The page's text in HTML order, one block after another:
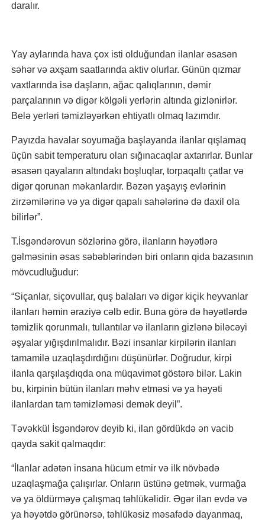
daralır.
Yay aylarında hava çox isti olduğundan ilanlar əsasən
səhər və axşam saatlarında aktiv olurlar. Günün qızmar
vaxtlarında isə daşların, ağac qalıqlarının, dəmir
parçalarının və digər kölgəli yerlərin altında gizlənirlər.
Belə yerləri təmizləyərkən ehtiyatlı olmaq lazımdır.
Payızda havalar soyumağa başlayanda ilanlar qışlamaq
üçün sabit temperaturu olan sığınacaqlar axtarırlar. Bunlar
əsasən qayaların altındakı boşluqlar, torpaqaltı çatlar və
digər qorunan məkanlardır. Bəzən yaşayış evlərinin
zirzəmilərinə və ya digər qapalı sahələrinə də daxil ola
bilirlər”.
T.İsgəndərovun sözlərinə görə, ilanların həyətlərə
gəlməsinin əsas səbəblərindən biri onların qida bazasının
mövcudluğudur:
“Siçanlar, siçovullar, quş balaları və digər kiçik heyvanlar
ilanları həmin əraziyə cəlb edir. Buna görə də həyətlərdə
təmizlik qorunmalı, tullantılar və ilanların gizlənə biləcəyi
əşyalar yığışdırılmalıdır. Bəzi insanlar kirpilərin ilanları
tamamilə uzaqlaşdırdığını düşünürlər. Doğrudur, kirpi
ilanla qarşılaşdıqda ona müqavimət göstərə bilər. Lakin
bu, kirpinin bütün ilanları məhv etməsi və ya həyəti
ilanlardan tam təmizləməsi demək deyil”.
Təvəkkül İsgəndərov deyib ki, ilan gördükdə ən vacib
qayda sakit qalmaqdır:
“İlanlar adətən insana hücum etmir və ilk növbədə
uzaqlaşmağa çalışırlar. Onların üstünə getmək, vurmağa
və ya öldürməyə çalışmaq təhlükəlidir. Əgər ilan evdə və
ya həyətdə görünərsə, təhlükəsiz məsafədə dayanmaq,